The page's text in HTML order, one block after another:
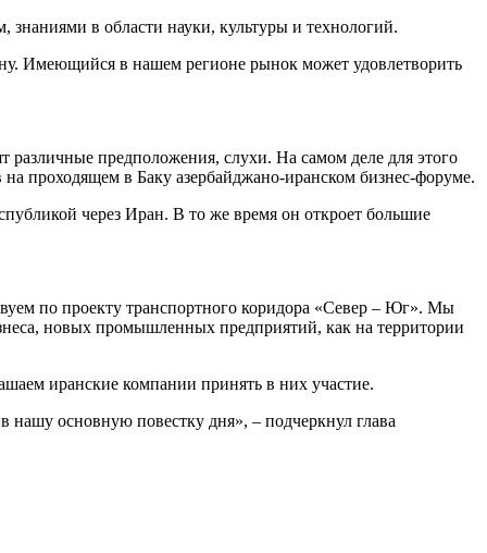
знаниями в области науки, культуры и технологий.
Имеющийся в нашем регионе рынок может удовлетворить
различные предположения, слухи. На самом деле для этого
проходящем в Баку азербайджано-иранском бизнес-форуме.
через Иран. В то же время он откроет большие
по проекту транспортного коридора «Север – Юг». Мы
новых промышленных предприятий, как на территории
иранские компании принять в них участие.
основную повестку дня», – подчеркнул глава